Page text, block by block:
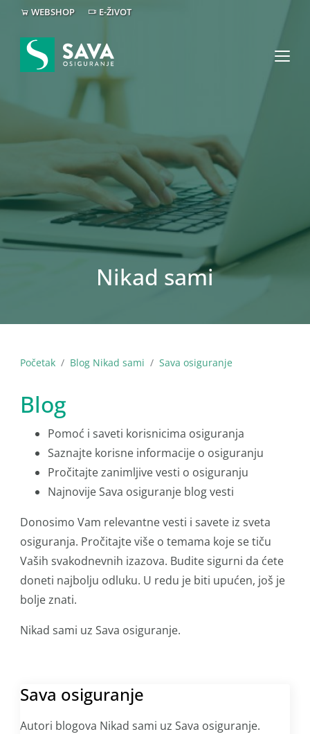
WEBSHOP E-ŽIVOT
Nikad sami
Početak Blog Nikad sami Sava osiguranje
Blog
Pomoć i saveti korisnicima osiguranja
Saznajte korisne informacije o osiguranju
Pročitajte zanimljive vesti o osiguranju
Najnovije Sava osiguranje blog vesti
Donosimo Vam relevantne vesti i savete iz sveta
osiguranja. Pročitajte više o temama koje se tiču
Vaših svakodnevnih izazova. Budite sigurni da ćete
doneti najbolju odluku. U redu je biti upućen, još je
bolje znati.
Nikad sami uz Sava osiguranje.
Sava osiguranje
Autori blogova Nikad sami uz Sava osiguranje.